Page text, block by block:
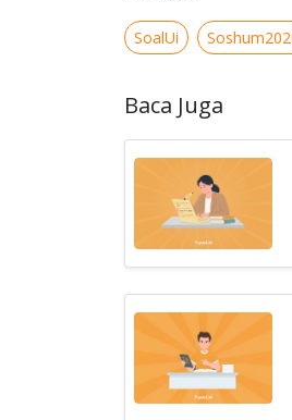
SoalUi
Baca Juga